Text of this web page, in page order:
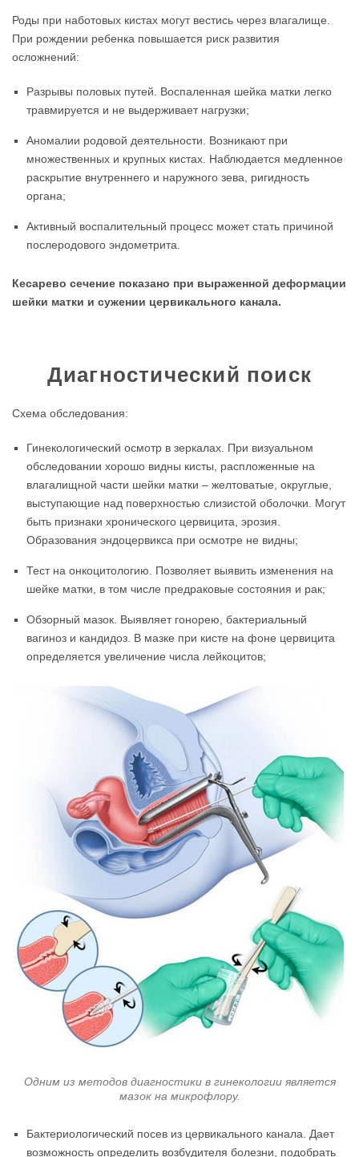
Роды при наботовых кистах могут вестись через влагалище.
При рождении ребенка повышается риск развития
осложнений:
Разрывы половых путей. Воспаленная шейка матки легко
травмируется и не выдерживает нагрузки;
Аномалии родовой деятельности. Возникают при
множественных и крупных кистах. Наблюдается медленное
раскрытие внутреннего и наружного зева, ригидность
органа;
Активный воспалительный процесс может стать причиной
послеродового эндометрита.
Кесарево сечение показано при выраженной деформации
шейки матки и сужении цервикального канала.
Диагностический поиск
Схема обследования:
Гинекологический осмотр в зеркалах. При визуальном
обследовании хорошо видны кисты, распложенные на
влагалищной части шейки матки – желтоватые, округлые,
выступающие над поверхностью слизистой оболочки. Могут
быть признаки хронического цервицита, эрозия.
Образования эндоцервикса при осмотре не видны;
Тест на онкоцитологию. Позволяет выявить изменения на
шейке матки, в том числе предраковые состояния и рак;
Обзорный мазок. Выявляет гонорею, бактериальный
вагиноз и кандидоз. В мазке при кисте на фоне цервицита
определяется увеличение числа лейкоцитов;
Одним из методов диагностики в гинекологии является
мазок на микрофлору.
Бактериологический посев из цервикального канала. Дает
возможность определить возбудителя болезни, подобрать